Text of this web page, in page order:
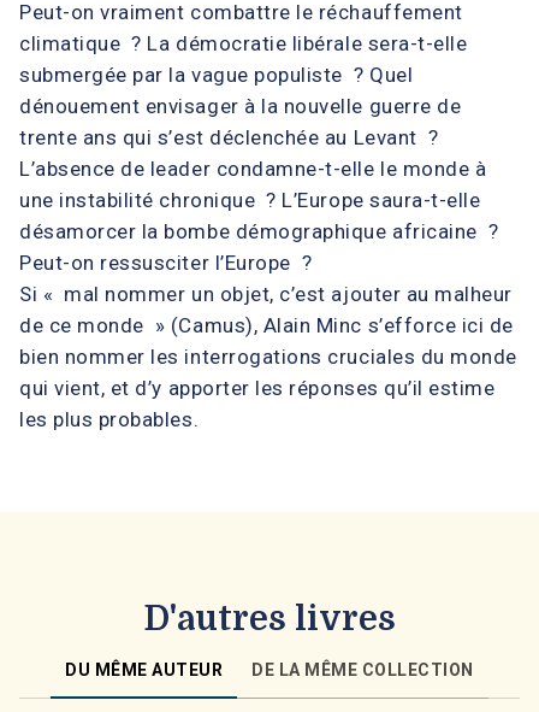
Peut-on vraiment combattre le réchauffement
climatique ? La démocratie libérale sera-t-elle
submergée par la vague populiste ? Quel
dénouement envisager à la nouvelle guerre de
trente ans qui s’est déclenchée au Levant ?
L’absence de leader condamne-t-elle le monde à
une instabilité chronique ? L’Europe saura-t-elle
désamorcer la bombe démographique africaine ?
Peut-on ressusciter l’Europe ?
Si « mal nommer un objet, c’est ajouter au malheur
de ce monde » (Camus), Alain Minc s’efforce ici de
bien nommer les interrogations cruciales du monde
qui vient, et d’y apporter les réponses qu’il estime
les plus probables.
D'autres livres
DU MÊME AUTEUR DE LA MÊME COLLECTION